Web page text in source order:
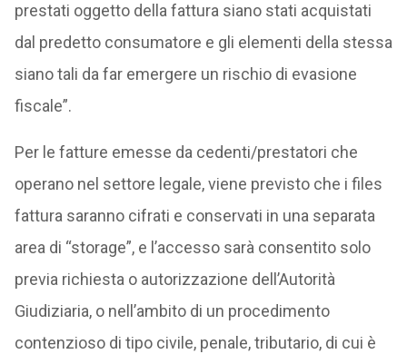
prestati oggetto della fattura siano stati acquistati
dal predetto consumatore e gli elementi della stessa
siano tali da far emergere un rischio di evasione
fiscale”.
Per le fatture emesse da cedenti/prestatori che
operano nel settore legale, viene previsto che i files
fattura saranno cifrati e conservati in una separata
area di “storage”, e l’accesso sarà consentito solo
previa richiesta o autorizzazione dell’Autorità
Giudiziaria, o nell’ambito di un procedimento
contenzioso di tipo civile, penale, tributario, di cui è